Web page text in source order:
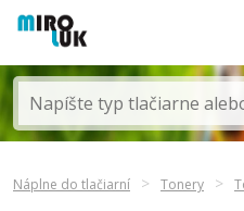
Náplne do tlačiarní Tonery